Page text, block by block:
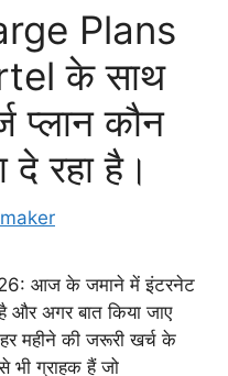
Plans
के साथ
प्लान कौन
दे रहा है।
आज के जमाने में इंटरनेट
और अगर बात किया जाए
हर महीने की जरूरी खर्च के
भी ग्राहक हैं जो